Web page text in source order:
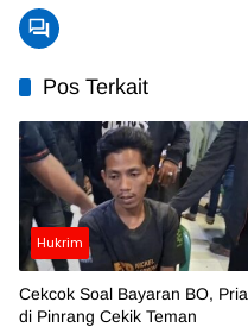
Pos Terkait
Hukrim
Cekcok Soal Bayaran BO, Pria
di Pinrang Cekik Teman